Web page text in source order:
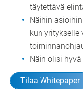
täytettävä
Näihin
kun yritykselle
Näin olisi
Tilaa Whitepaper